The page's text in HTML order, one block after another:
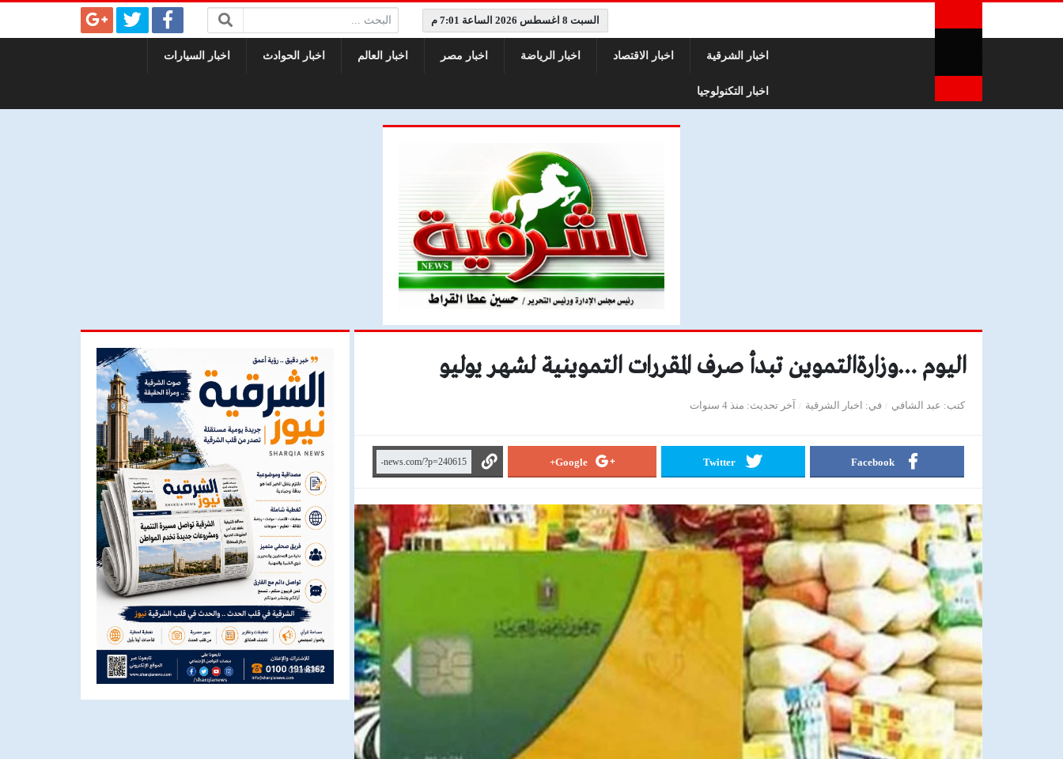
السبت 8 اغسطس 2026 الساعة 7:01 م البحث:
اخبار الشرقية اخبار الاقتصاد اخبار الرياضة اخبار مصر اخبار العالم اخبار الحوادث اخبار السيارات
اخبار التكنولوجيا
اليوم …وزارةالتموين تبدأ صرف المقررات التموينية لشهر يوليو
كتب عبد الشافي في اخبار الشرقية آخر تحديث منذ 4 سنوات
Facebook
Twitter
Google+